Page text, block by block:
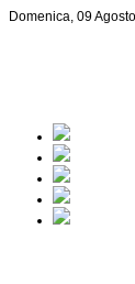
Domenica, 09